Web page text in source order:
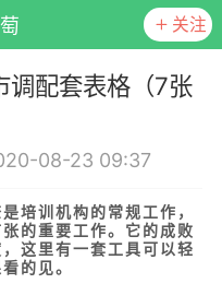
关注
调配套表格（7张
08-23 09:37
培训机构的常规工作，
的重要工作。它的成败
这里有一套工具可以轻
的见。